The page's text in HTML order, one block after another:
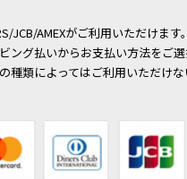
JCB/AMEXがご利用いただけます。
ング払いからお支払い方法をご選
種類によってはご利用いただけ